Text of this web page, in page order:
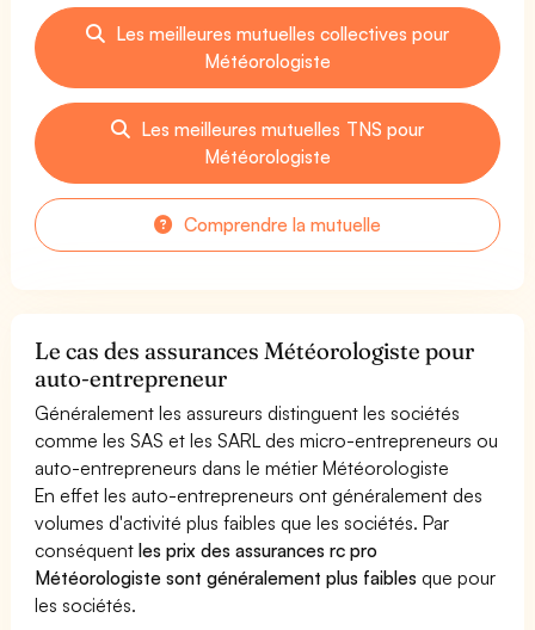
Les meilleures mutuelles collectives pour
Météorologiste
Les meilleures mutuelles TNS pour
Météorologiste
Comprendre la mutuelle
Le cas des assurances Météorologiste pour
auto-entrepreneur
Généralement les assureurs distinguent les sociétés
comme les SAS et les SARL des micro-entrepreneurs ou
auto-entrepreneurs dans le métier Météorologiste
En effet les auto-entrepreneurs ont généralement des
volumes d'activité plus faibles que les sociétés. Par
conséquentles prix des assurances rc pro
Météorologiste sont généralement plus faibles que pour
les sociétés.